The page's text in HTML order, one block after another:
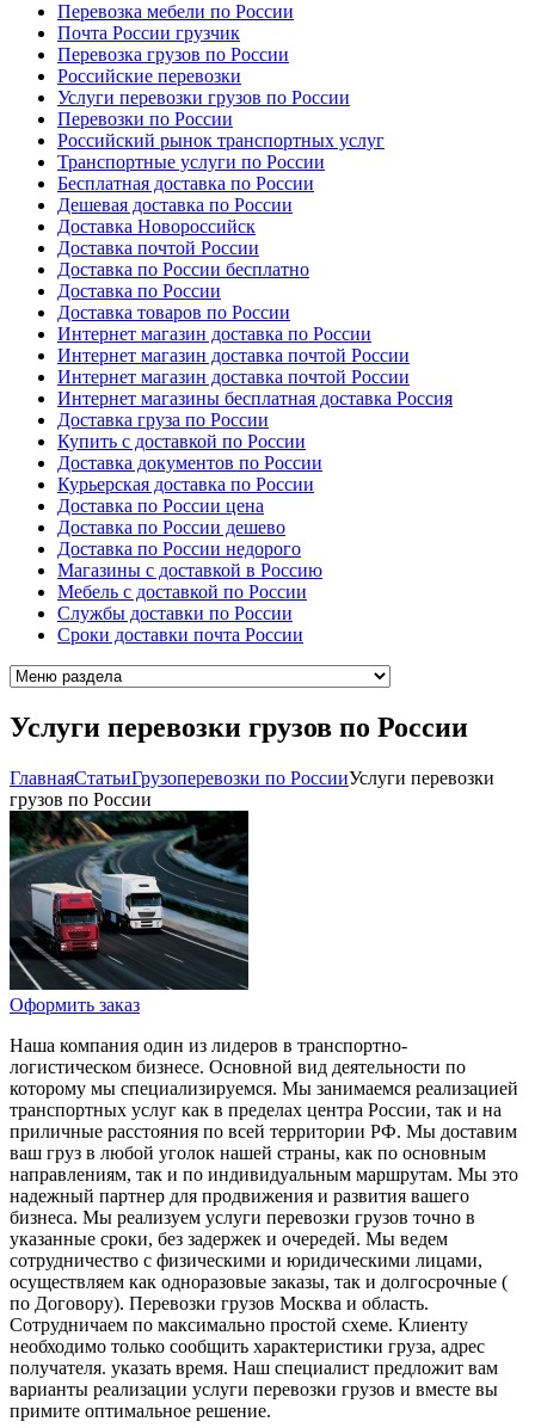
Перевозка мебели по России
Почта России грузчик
Перевозка грузов по России
Российские перевозки
Услуги перевозки грузов по России
Перевозки по России
Российский рынок транспортных услуг
Транспортные услуги по России
Бесплатная доставка по России
Дешевая доставка по России
Доставка Новороссийск
Доставка почтой России
Доставка по России бесплатно
Доставка по России
Доставка товаров по России
Интернет магазин доставка по России
Интернет магазин доставка почтой России
Интернет магазин доставка почтой России
Интернет магазины бесплатная доставка Россия
Доставка груза по России
Купить с доставкой по России
Доставка документов по России
Курьерская доставка по России
Доставка по России цена
Доставка по России дешево
Доставка по России недорого
Магазины с доставкой в Россию
Мебель с доставкой по России
Cлужбы доставки по России
Cроки доставки почта России
Услуги перевозки грузов по России
ГлавнаяCтатьиГрузоперевозки по РоссииУслуги перевозки
грузов по России
Оформить заказ
Наша компания один из лидеров в транспортно-
логистическом бизнесе. Основной вид деятельности по
которому мы специализируемся. Мы занимаемся реализацией
транспортных услуг как в пределах центра России, так и на
приличные расстояния по всей территории РФ. Мы доставим
ваш груз в любой уголок нашей страны, как по основным
направлениям, так и по индивидуальным маршрутам. Мы это
надежный партнер для продвижения и развития вашего
бизнеса. Мы реализуем услуги перевозки грузов точно в
указанные сроки, без задержек и очередей. Мы ведем
сотрудничество с физическими и юридическими лицами,
осуществляем как одноразовые заказы, так и долгосрочные (
по Договору). Перевозки грузов Москва и область.
Сотрудничаем по максимально простой схеме. Клиенту
необходимо только сообщить характеристики груза, адрес
получателя. указать время. Наш специалист предложит вам
варианты реализации услуги перевозки грузов и вместе вы
примите оптимальное решение.